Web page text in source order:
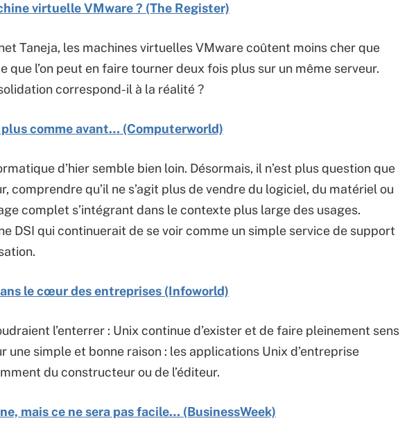
virtuelle VMware ? (The Register)
Taneja, les machines virtuelles VMware coûtent moins cher que
que l’on peut en faire tourner deux fois plus sur un même serveur.
correspond-il à la réalité ?
plus comme avant… (Computerworld)
d’hier semble bien loin. Désormais, il n’est plus question que
comprendre qu’il ne s’agit plus de vendre du logiciel, du matériel ou
complet s’intégrant dans le contexte plus large des usages.
DSI qui continuerait de se voir comme un simple service de support
le cœur des entreprises (Infoworld)
l’enterrer : Unix continue d’exister et de faire pleinement sens
une simple et bonne raison : les applications Unix d’entreprise
du constructeur ou de l’éditeur.
mais ce ne sera pas facile… (BusinessWeek)